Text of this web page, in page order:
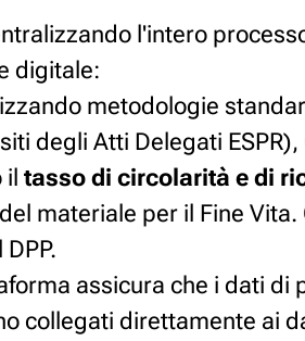
l'intero
digitale:
metodologie
degli Atti Delegati ESPR),
il tasso di circolarità e di
materiale per il Fine Vita.
assicura che i dati di
collegati direttamente ai